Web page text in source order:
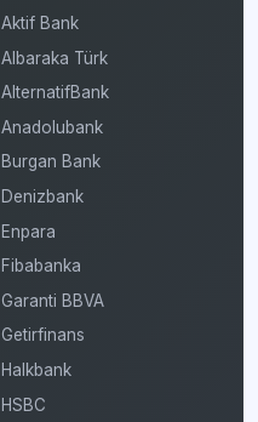
Aktif Bank
Albaraka Türk
AlternatifBank
Anadolubank
Burgan Bank
Denizbank
Enpara
Fibabanka
Garanti BBVA
Getirfinans
Halkbank
HSBC